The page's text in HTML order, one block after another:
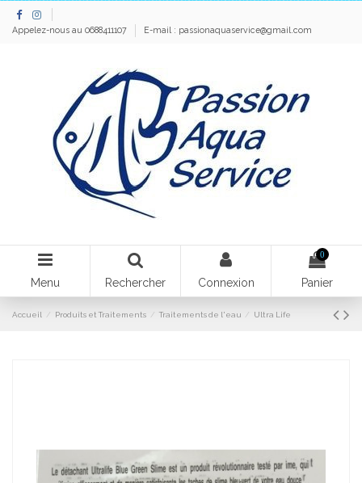
Appelez-nous au 0688411107 E-mail : passionaquaservice@gmail.com
Menu Rechercher Connexion
0
Panier
Accueil Produits et Traitements Traitements de l'eau Ultra Life